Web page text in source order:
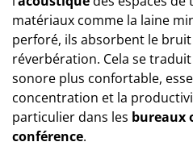
matériaux comme la laine
perforé, ils absorbent le
réverbération. Cela se
sonore plus confortable,
concentration et la
particulier dans les bureaux
conférence.